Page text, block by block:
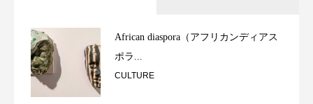
African diaspora（アフリカンディアス
ポラ...
CULTURE